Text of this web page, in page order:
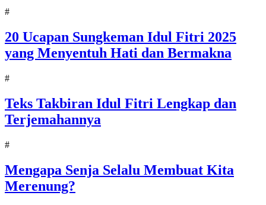
#
20 Ucapan Sungkeman Idul Fitri 2025
yang Menyentuh Hati dan Bermakna
#
Teks Takbiran Idul Fitri Lengkap dan
Terjemahannya
#
Mengapa Senja Selalu Membuat Kita
Merenung?